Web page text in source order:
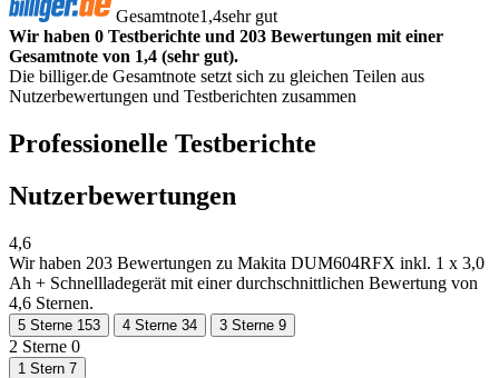
Gesamtnote1,4sehr gut
Wir haben 0 Testberichte und 203 Bewertungen mit einer
Gesamtnote von 1,4 (sehr gut).
Die billiger.de Gesamtnote setzt sich zu gleichen Teilen aus
Nutzerbewertungen und Testberichten zusammen
Professionelle Testberichte
Nutzerbewertungen
4,6
Wir haben 203 Bewertungen zu Makita DUM604RFX inkl. 1 x 3,0
Ah + Schnellladegerät mit einer durchschnittlichen Bewertung von
4,6 Sternen.
5 Sterne 153 4 Sterne 34 3 Sterne 9
2 Sterne 0
1 Stern 7